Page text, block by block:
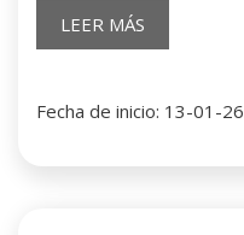
LEER MÁS
Fecha de inicio: 13-01-26